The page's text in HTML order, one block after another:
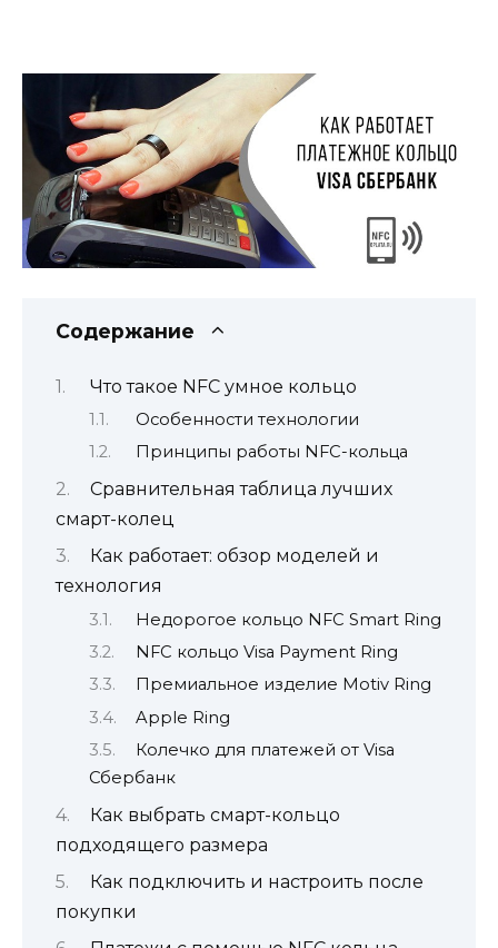
Содержание
Что такое NFC умное кольцо
Особенности технологии
Принципы работы NFC-кольца
Сравнительная таблица лучших
смарт-колец
Как работает: обзор моделей и
технология
Недорогое кольцо NFC Smart Ring
NFC кольцо Visa Payment Ring
Премиальное изделие Motiv Ring
Apple Ring
Колечко для платежей от Visa
Сбербанк
Как выбрать смарт-кольцо
подходящего размера
Как подключить и настроить после
покупки